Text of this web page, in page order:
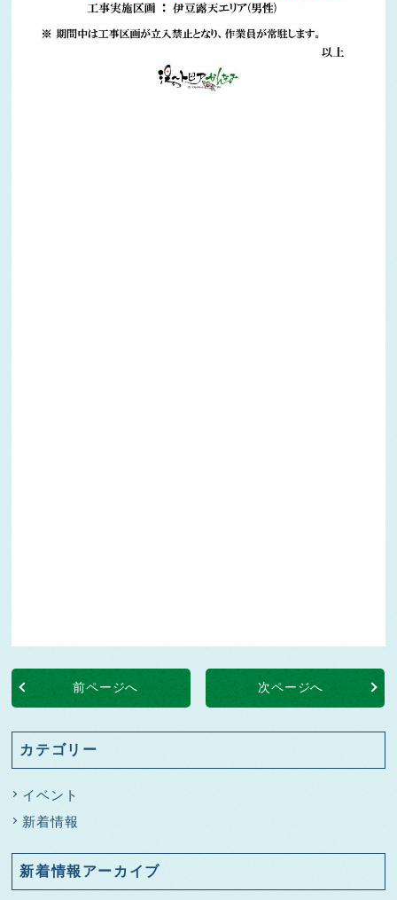
前ページへ 次ページへ
カテゴリー
イベント
新着情報
新着情報アーカイブ